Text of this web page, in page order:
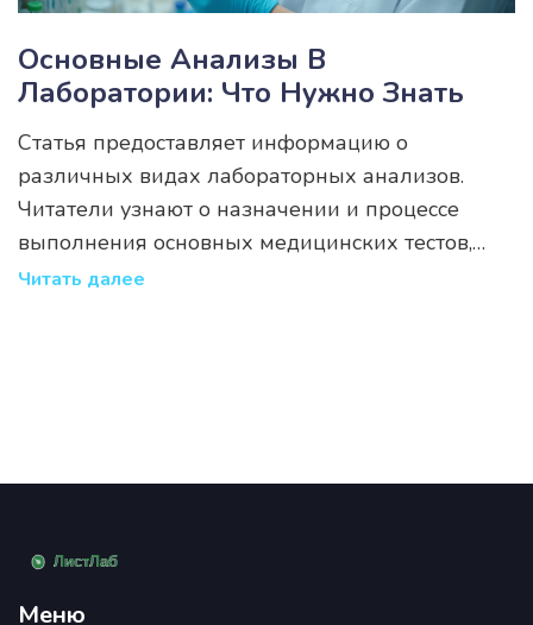
Основные Анализы В
Лаборатории: Что Нужно Знать
Статья предоставляет информацию о
различных видах лабораторных анализов.
Читатели узнают о назначении и процессе
выполнения основных медицинских тестов,
которые могут помочь в диагностике
Читать далее
Меню